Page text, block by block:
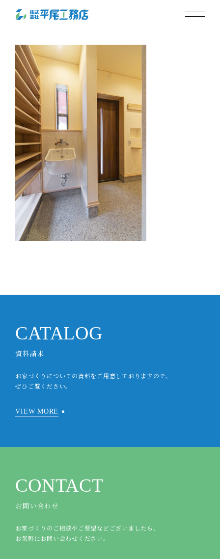
セカンド洗面5
CATALOG
資料請求
お家づくりについての資料をご用意しておりますので、
ぜひご覧ください。
VIEW MORE
CONTACT
お問い合わせ
お家づくりのご相談やご要望などございましたら、
お気軽にお問い合わせください。